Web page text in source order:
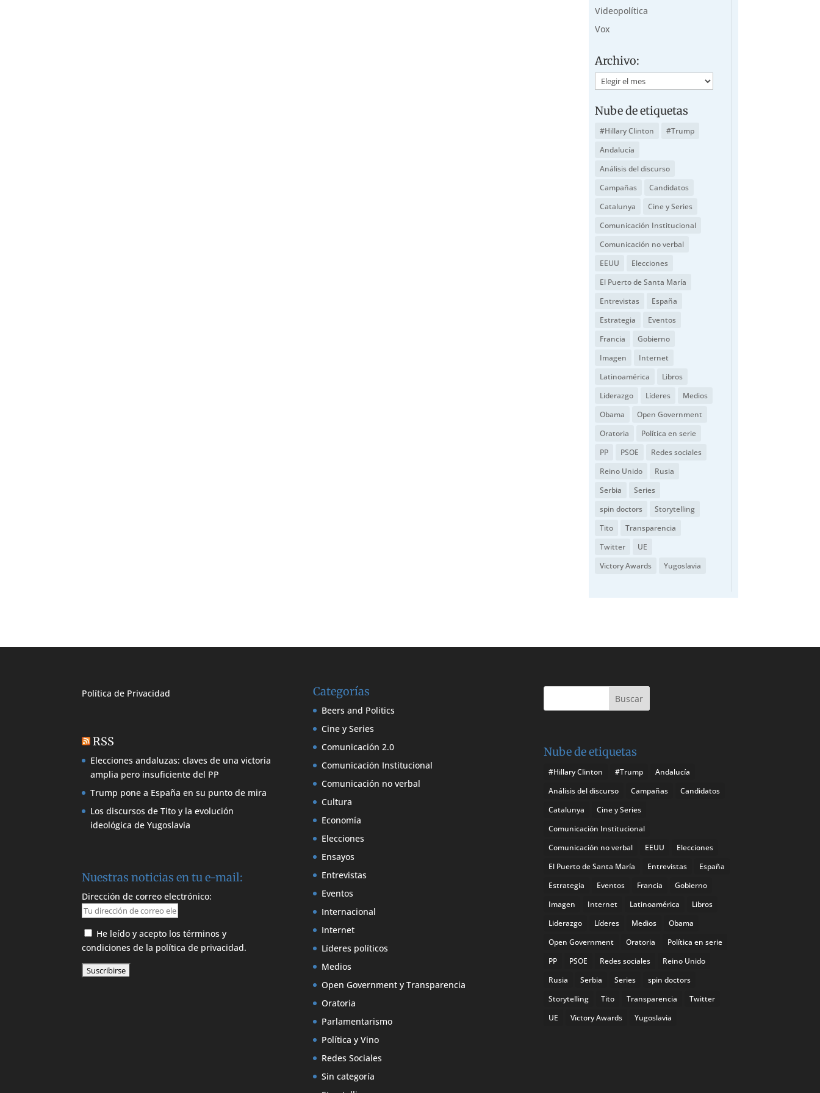
Videopolítica
Vox
Archivo:
Archivo:
Nube de etiquetas
#Hillary Clinton
#Trump
Andalucía
Análisis del discurso
Campañas
Candidatos
Catalunya
Cine y Series
Comunicación Institucional
Comunicación no verbal
EEUU
Elecciones
El Puerto de Santa María
Entrevistas
España
Estrategia
Eventos
Francia
Gobierno
Imagen
Internet
Latinoamérica
Libros
Liderazgo
Líderes
Medios
Obama
Open Government
Oratoria
Política en serie
PP
PSOE
Redes sociales
Reino Unido
Rusia
Serbia
Series
spin doctors
Storytelling
Tito
Transparencia
Twitter
UE
Victory Awards
Yugoslavia
Política de Privacidad
RSS
Elecciones andaluzas: claves de una victoria
amplia pero insuficiente del PP
Trump pone a España en su punto de mira
Los discursos de Tito y la evolución
ideológica de Yugoslavia
Nuestras noticias en tu e-mail:
Dirección de correo electrónico:
He leído y acepto los términos y
condiciones de la política de privacidad.
Categorías
Beers and Politics
Cine y Series
Comunicación 2.0
Comunicación Institucional
Comunicación no verbal
Cultura
Economía
Elecciones
Ensayos
Entrevistas
Eventos
Internacional
Internet
Líderes políticos
Medios
Open Government y Transparencia
Oratoria
Parlamentarismo
Política y Vino
Redes Sociales
Sin categoría
Nube de etiquetas
#Hillary Clinton #Trump
Andalucía
Análisis del discurso
Campañas
Candidatos
Catalunya
Cine y Series
Comunicación Institucional
Comunicación no verbal
EEUU
Elecciones
El Puerto de Santa María
Entrevistas
España
Estrategia
Eventos Francia
Gobierno
Imagen
Internet Latinoamérica
Libros
Liderazgo
Líderes Medios
Obama
Open Government
Oratoria
Política en serie
PP
PSOE Redes sociales
Reino Unido
Rusia
Serbia Series
spin doctors
Storytelling
Tito Transparencia
Twitter
UE
Victory Awards Yugoslavia